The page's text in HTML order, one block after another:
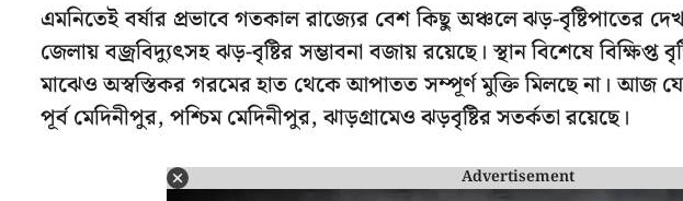
এমনিতেই বর্ষার প্রভাবে গতকাল রাজ্যের বেশ কিছু অঞ্চলে ঝড়-বৃষ্টিপাতের
জেলায় বজ্রবিদ্যুৎসহ ঝড়-বৃষ্টির সম্ভাবনা বজায় রয়েছে। স্থান বিশেষে বিক্ষিপ্ত
মাঝেও অস্বস্তিকর গরমের হাত থেকে আপাতত সম্পূর্ণ মুক্তি মিলছে না। আজ
পূর্ব মেদিনীপুর, পশ্চিম মেদিনীপুর, ঝাড়গ্রামেও ঝড়বৃষ্টির সতর্কতা রয়েছে।
Advertisement